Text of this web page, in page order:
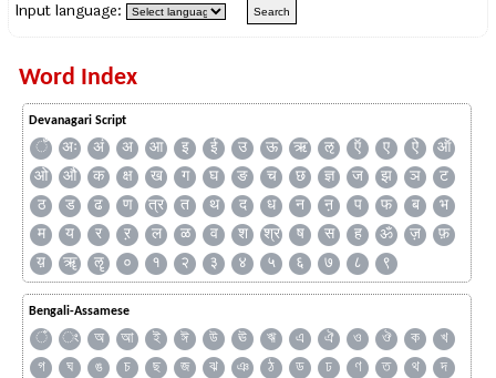
Input language:
Word Index
Devanagari Script
ँ अः अं अ आ इ ई उ ऊ ऋ ऌ ऍ ए ऐ
ऑ
ओ
औ क क्ष ख ग घ ङ च छ ज्ञ ज झ ञ
ट
ठ
ड ढ ण त्र त थ द ध न ऩ प फ ब
भ
म
य र ऱ ल ळ व श श्र ष स ह ॐ ज़
फ़
य़
ॠ ॡ ० १ २ ३ ४ ५ ६ ७ ८ ९
Bengali-Assamese
ঁ ং অ আ ই ঈ উ ঊ ঋ এ ঐ ও ঔ ক
খ
গ
ঘ ঙ চ ছ জ ঝ ঞ ঠ ড ঢ ণ ত থ
দ